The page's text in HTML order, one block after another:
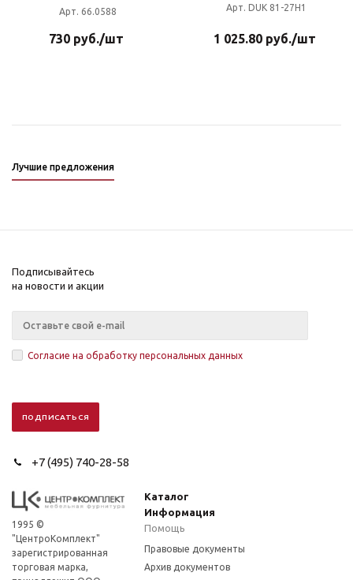
Арт. 66.0588
730руб./шт
Арт. DUK 81-27H1
1 025.80 руб./шт
Лучшие предложения
Подписывайтесь
на новости и акции
Согласие на обработку персональных данных
+7 (495) 740-28-58
1995 ©
"ЦентроКомплект"
зарегистрированная
торговая марка,
Каталог
Информация
Помощь
Правовые документы
Архив документов